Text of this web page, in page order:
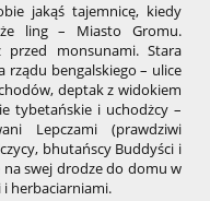
jakąś tajemnicę, kiedy
ling – Miasto Gromu.
monsunami. Stara
rządu bengalskiego – ulice
deptak z widokiem
tybetańskie i uchodżcy –
Lepczami (prawdziwi
bhutańscy Buddyści i
swej drodze do domu w
i herbaciarniami.